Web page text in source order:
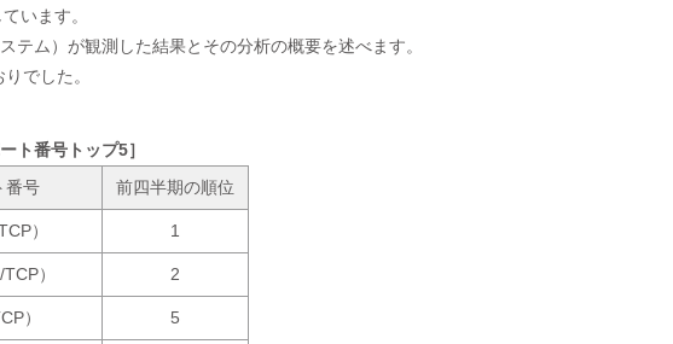
います。
ム）が観測した結果とその分析の概要を述べます。
でした。
ト番号トップ5］
番号 前四半期の順位
） 1
） 2
） 5